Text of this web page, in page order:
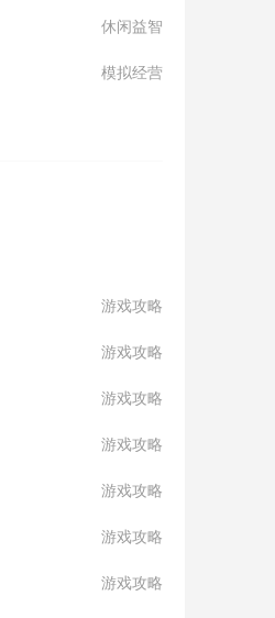
休闲益智
模拟经营
游戏攻略
游戏攻略
游戏攻略
游戏攻略
游戏攻略
游戏攻略
游戏攻略